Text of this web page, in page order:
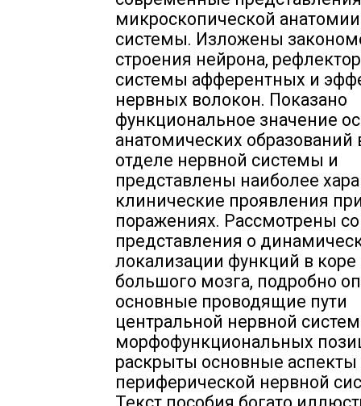
микроскопической
системы. Изложены
строения нейрона,
системы афферентных и
нервных волокон. Показано
функциональное значение
анатомических
отделе нервной системы и
представлены наиболее
клинические проявления
поражениях. Рассмотрены
представления о
локализации функций в
большого мозга, подробно
основные проводящие пути
центральной нервной
морфофункциональных
раскрыты основные аспекты
периферической нервной